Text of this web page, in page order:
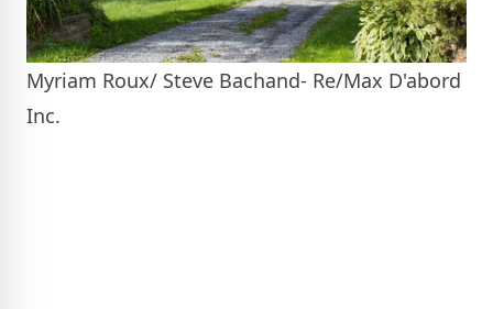
Myriam Roux/ Steve Bachand- Re/Max D'abord
Inc.